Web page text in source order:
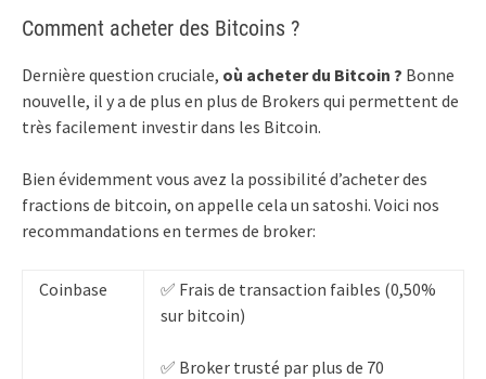
Comment acheter des Bitcoins ?
Dernière question cruciale, où acheter du Bitcoin ? Bonne
nouvelle, il y a de plus en plus de Brokers qui permettent de
très facilement investir dans les Bitcoin.
Bien évidemment vous avez la possibilité d’acheter des
fractions de bitcoin, on appelle cela un satoshi. Voici nos
recommandations en termes de broker:
Coinbase
✅ Frais de transaction faibles (0,50%
sur bitcoin)
✅ Broker trusté par plus de 70